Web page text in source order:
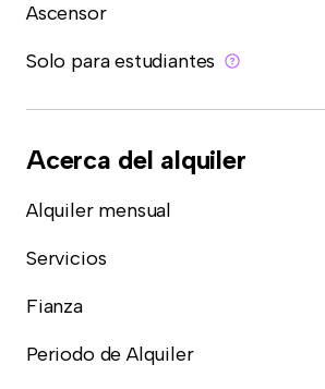
Ascensor
Solo para estudiantes
Acerca del alquiler
Alquiler mensual
Servicios
Fianza
Periodo de Alquiler